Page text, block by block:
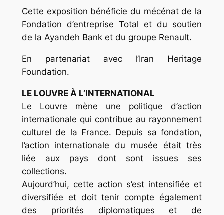
Cette exposition bénéficie du mécénat de la
Fondation d’entreprise Total et du soutien
de la Ayandeh Bank et du groupe Renault.
En partenariat avec l’Iran Heritage
Foundation.
LE LOUVRE À L’INTERNATIONAL
Le Louvre mène une politique d’action
internationale qui contribue au rayonnement
culturel de la France. Depuis sa fondation,
l’action internationale du musée était très
liée aux pays dont sont issues ses
collections.
Aujourd’hui, cette action s’est intensifiée et
diversifiée et doit tenir compte également
des priorités diplomatiques et de